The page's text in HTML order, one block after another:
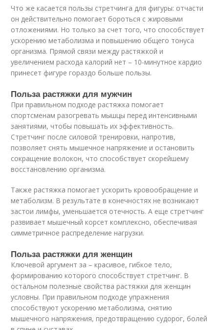
Что же касается пользы стретчинга для фигуры: отчасти
он действительно помогает бороться с жировыми
отложениями. Но только за счет того, что способствует
ускорению метаболизма и повышению общего тонуса
организма. Прямой связи между растяжкой и
увеличением расхода калорий нет – 10-минутное кардио
принесет фигуре гораздо больше пользы.
Польза растяжки для мужчин
При правильном подходе растяжка помогает
спортсменам разогревать мышцы перед интенсивными
занятиями, чтобы повышать их эффективность.
Стретчинг после силовой тренировки, напротив,
позволяет снять мышечное напряжение и остановить
сокращение волокон, что способствует скорейшему
восстановлению организма.
Также растяжка помогает ускорить кровообращение и
метаболизм. В результате в конечностях не возникают
застои лимфы, уменьшается отечность. А еще стретчинг
развивает мышечный корсет комплексно, обеспечивая
симметричное распределение нагрузки.
Польза растяжки для женщин
Ключевой аргумент за – красивое, гибкое тело,
формированию которого способствует стретчинг. В
остальном полезные свойства растяжки для женщин
условны. При правильном подходе упражнения
способствуют ускорению метаболизма, снятию
мышечного напряжения, предотвращению судорог, болей